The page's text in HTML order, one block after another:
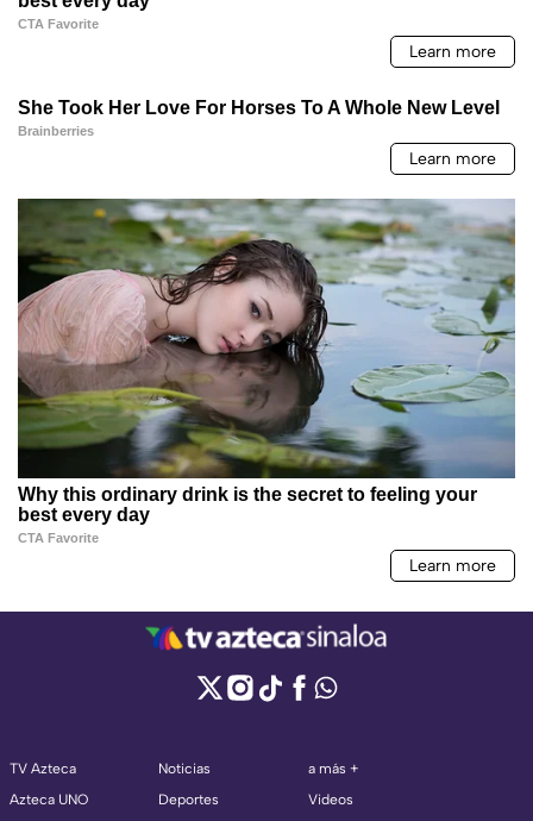
TV Azteca
Azteca UNO
Noticias
Deportes
a más +
Videos